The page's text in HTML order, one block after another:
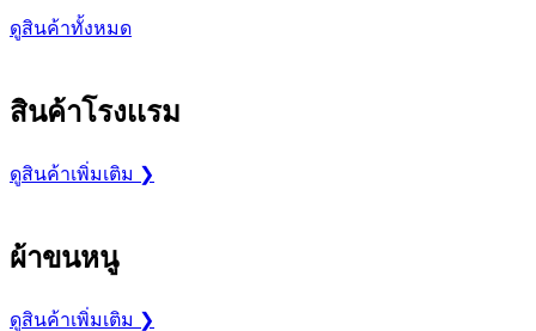
ดูสินค้าทั้งหมด
สินค้าโรงเเรม
ดูสินค้าเพิ่มเติม ❯
ผ้าขนหนู
ดูสินค้าเพิ่มเติม ❯